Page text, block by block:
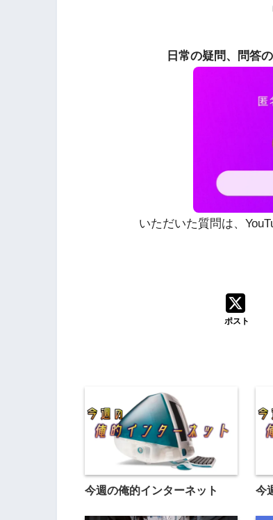
日常の疑問、問答
いただいた質問は、
ポスト
今週の俺的インターネット 今